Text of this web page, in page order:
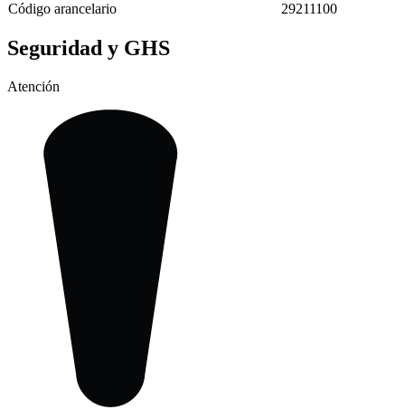
Código arancelario
29211100
Seguridad y GHS
Atención